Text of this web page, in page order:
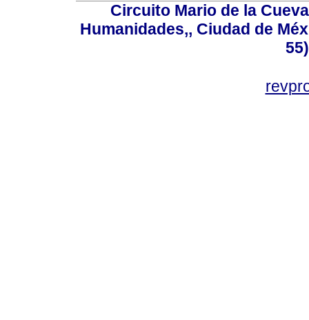
Circuito Mario de la
Humanidades,, Ciudad de